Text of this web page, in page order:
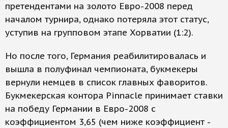
претендентами на золото Евро-2008 перед
началом турнира, однако потеряла этот статус,
уступив на групповом этапе Хорватии (1:2).
Но после того, Германия реабилитировалась и
вышла в полуфинал чемпионата, букмекеры
вернули немцев в список главных фаворитов.
Букмекерская контора Pinnacle принимает ставки
на победу Германии в Евро-2008 с
коэффициентом 3,65 (чем ниже коэффициент -